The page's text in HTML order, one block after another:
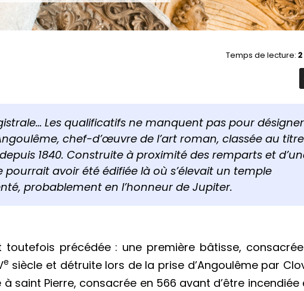
Temps de lecture:
Les qualificatifs ne manquent pas pour désigner
chef-d’œuvre de l’art roman, classée au titre
1840. Construite à proximité des remparts et
avoir été édifiée là où s’élevait un temple
probablement en l’honneur de Jupiter.
toutefois précédée : une première bâtisse,
e siècle et détruite lors de la prise d’Angoulême par
saint Pierre, consacrée en 566 avant d’être incendiée